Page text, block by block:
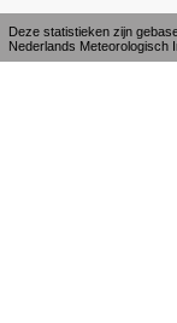
Deze statistieken zijn
Nederlands Meteorologisch